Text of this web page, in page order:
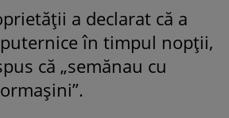
a declarat că a
în timpul nopții,
că „semănau cu